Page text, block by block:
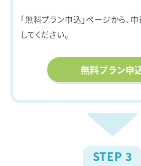
「無料プラン申込」ページから、
してください。
無料プラン申
STEP 3